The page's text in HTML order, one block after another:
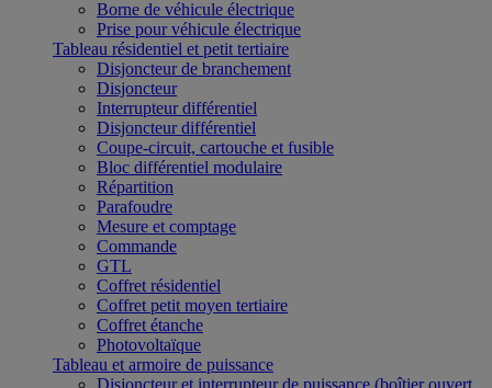
Borne de véhicule électrique
Prise pour véhicule électrique
Tableau résidentiel et petit tertiaire
Disjoncteur de branchement
Disjoncteur
Interrupteur différentiel
Disjoncteur différentiel
Coupe-circuit, cartouche et fusible
Bloc différentiel modulaire
Répartition
Parafoudre
Mesure et comptage
Commande
GTL
Coffret résidentiel
Coffret petit moyen tertiaire
Coffret étanche
Photovoltaïque
Tableau et armoire de puissance
Disjoncteur et interrupteur de puissance (boîtier ouvert